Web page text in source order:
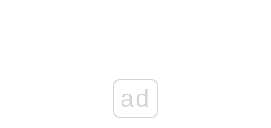
ad